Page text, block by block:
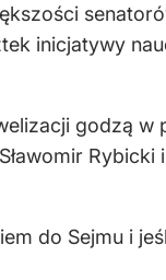
inicjatywy
godzą
do Sejmu i